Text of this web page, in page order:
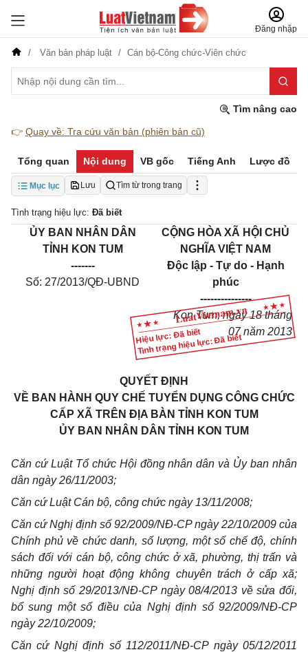
Đăng nhập
Văn bản pháp luật Cán bộ-Công chức-Viên chức
Tìm nâng cao
👉 Quay về: Tra cứu văn bản (phiên bản cũ)
Tổng quan Nội dung VB gốc Tiếng Anh Lược đồ
Mục lục Lưu Tìm từ trong trang
Tình trạng hiệu lực: Đã biết
Hiệu lực: Đã biết
Tình trạng hiệu lực: Đã biết
ỦY BAN NHÂN DÂN
TỈNH KON TUM
-------
Số: 27/2013/QĐ-UBND
CỘNG HÒA XÃ HỘI CHỦ
NGHĨA VIỆT NAM
Độc lập - Tự do - Hạnh
phúc
---------------
Kon Tum, ngày18tháng
07năm 2013
QUYẾT ĐỊNH
VỀ BAN HÀNH QUY CHẾ TUYỂN DỤNG CÔNG CHỨC
CẤP XÃ TRÊN ĐỊA BÀN TỈNH KON TUM
ỦY BAN NHÂN DÂN TỈNH KON TUM
Căn cứ Luật Tổ chức Hội đồng nhân dân và Ủy ban nhân
dân ngày 26/11/2003;
Căn cứ Luật Cán bộ, công chức ngày 13/11/2008;
Căn cứ Nghị định số 92/2009/NĐ-CP ngày 22/10/2009 của
Chính phủ về chức danh, số lượng, một số chế độ, chính
sách đối với cán bộ, công chức ở xã, phường, thị trấn và
nhữngngười hoạt động không chuyên trách ở cấp xã;
Nghị định số 29/2013/NĐ-CP ngày 08/4/2013 về sửa đổi,
bổ sung một số điều của Nghị định số 92/2009/NĐ-CP
ngày 22/10/2009;
Căn cứ Nghị định số 112/2011/NĐ-CP ngày 05/12/2011